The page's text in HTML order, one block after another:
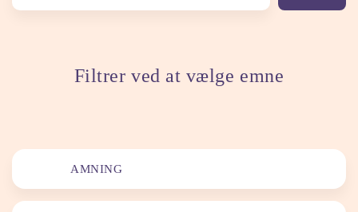
Filtrer ved at vælge emne
AMNING